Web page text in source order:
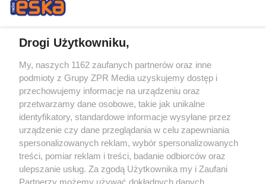
Żaden utwór zamieszczony w serwisie nie może być powielany i
rozpowszechniany lub dalej rozpowszechniany w jakikolwiek sposób (w
tym także elektroniczny lub mechaniczny) na jakimkolwiek polu
eksploatacji w jakiejkolwiek formie, włącznie z umieszczaniem w
Internecie bez pisemnej zgody właściciela praw. Jakiekolwiek użycie lub
wykorzystanie utworów w całości lub w części z naruszeniem prawa,
tzn. bez właściwej zgody, jest zabronione pod groźbą kary i może być
ścigane prawnie.
Drogi Użytkowniku,
My, naszych 1162 zaufanych partnerów oraz inne
podmioty z Grupy ZPR Media uzyskujemy dostęp i
przechowujemy informacje na urządzeniu oraz
przetwarzamy dane osobowe, takie jak unikalne
identyfikatory, standardowe informacje wysyłane przez
urządzenie czy dane przeglądania w celu zapewniania
spersonalizowanych reklam, wybór spersonalizowanych
treści, pomiar reklam i treści, badanie odbiorców oraz
ulepszanie usług. Za zgodą Użytkownika my i Zaufani
Partnerzy możemy używać dokładnych danych